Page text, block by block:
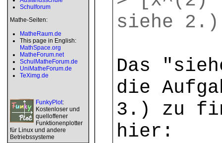
Schulforum
Mathe-Seiten:
MatheRaum.de
This page in English:
MathSpace.org
MatheForum.net
SchulMatheForum.de
UniMatheForum.de
TeXimg.de
FunkyPlot:
Kostenloser und
quelloffener
Funktionenplotter
für Linux und andere
Betriebssysteme
siehe
Das
die
3.) zu
hier: